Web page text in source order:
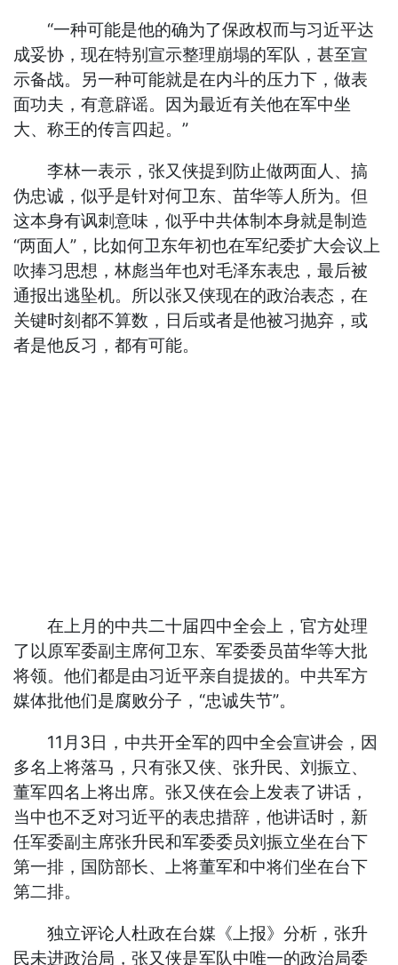
“一种可能是他的确为了保政权而与习近平达
成妥协，现在特别宣示整理崩塌的军队，甚至宣
示备战。另一种可能就是在内斗的压力下，做表
面功夫，有意辟谣。因为最近有关他在军中坐
大、称王的传言四起。”
李林一表示，张又侠提到防止做两面人、搞
伪忠诚，似乎是针对何卫东、苗华等人所为。但
这本身有讽刺意味，似乎中共体制本身就是制造
“两面人”，比如何卫东年初也在军纪委扩大会议上
吹捧习思想，林彪当年也对毛泽东表忠，最后被
通报出逃坠机。所以张又侠现在的政治表态，在
关键时刻都不算数，日后或者是他被习抛弃，或
者是他反习，都有可能。
在上月的中共二十届四中全会上，官方处理
了以原军委副主席何卫东、军委委员苗华等大批
将领。他们都是由习近平亲自提拔的。中共军方
媒体批他们是腐败分子，“忠诚失节”。
11月3日，中共开全军的四中全会宣讲会，因
多名上将落马，只有张又侠、张升民、刘振立、
董军四名上将出席。张又侠在会上发表了讲话，
当中也不乏对习近平的表忠措辞，他讲话时，新
任军委副主席张升民和军委委员刘振立坐在台下
第一排，国防部长、上将董军和中将们坐在台下
第二排。
独立评论人杜政在台媒《上报》分析，张升
民未进政治局，张又侠是军队中唯一的政治局委